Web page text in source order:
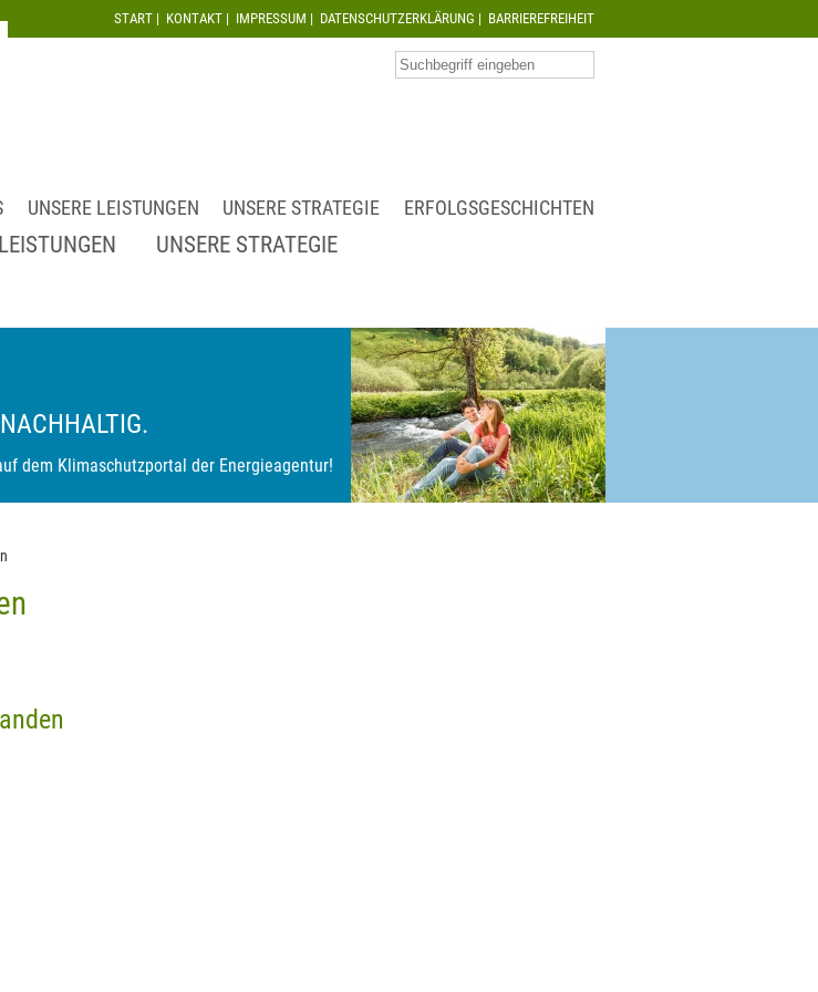
START | KONTAKT | IMPRESSUM | DATENSCHUTZERKLÄRUNG | BARRIEREFREIHEIT
UNSERE LEISTUNGEN UNSERE STRATEGIE ERFOLGSGESCHICHTEN
UNSERE STRATEGIE
dem Klimaschutzportal der Energieagentur!